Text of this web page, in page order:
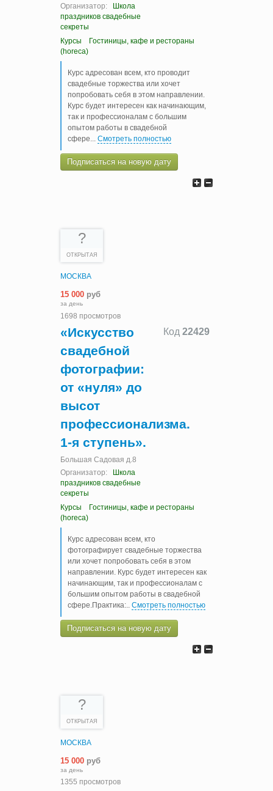
Организатор:
Школа
праздников свадебные
секреты
Курсы
Гостиницы, кафе и рестораны
(horeca)
Курс адресован всем, кто проводит
свадебные торжества или хочет
попробовать себя в этом направлении.
Курс будет интересен как начинающим,
так и профессионалам с большим
опытом работы в свадебной
сфере... Смотреть полностью
Подписаться на новую дату
?
ОТКРЫТАЯ
МОСКВА
15 000 руб
за день
1698 просмотров
Код 22429
«Искусство
свадебной
фотографии:
от «нуля» до
высот
профессионализма.
1-я ступень».
Большая Садовая д.8
Организатор:
Школа
праздников свадебные
секреты
Курсы
Гостиницы, кафе и рестораны
(horeca)
Курс адресован всем, кто
фотографирует свадебные торжества
или хочет попробовать себя в этом
направлении. Курс будет интересен как
начинающим, так и профессионалам с
большим опытом работы в свадебной
сфере.Практика:.. Смотреть полностью
Подписаться на новую дату
?
ОТКРЫТАЯ
МОСКВА
15 000 руб
за день
1355 просмотров